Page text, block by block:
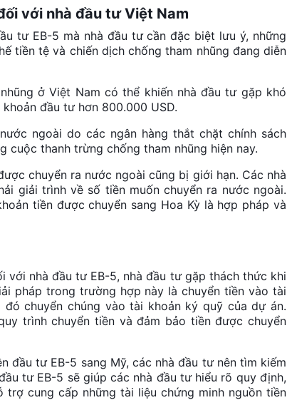
với nhà đầu tư Việt Nam
tư EB-5 mà nhà đầu tư cần đặc biệt lưu ý, những
tiền tệ và chiến dịch chống tham nhũng đang diễn
ở Việt Nam có thể khiến nhà đầu tư gặp khó
đầu tư hơn 800.000 USD.
ngoài do các ngân hàng thắt chặt chính sách
thanh trừng chống tham nhũng hiện nay.
chuyển ra nước ngoài cũng bị giới hạn. Các nhà
giải trình về số tiền muốn chuyển ra nước ngoài.
tiền được chuyển sang Hoa Kỳ là hợp pháp và
nhà đầu tư EB-5, nhà đầu tư gặp thách thức khi
pháp trong trường hợp này là chuyển tiền vào tài
chuyển chúng vào tài khoản ký quỹ của dự án.
trình chuyển tiền và đảm bảo tiền được chuyển
đầu tư EB-5 sang Mỹ, các nhà đầu tư nên tìm kiếm
tư EB-5 sẽ giúp các nhà đầu tư hiểu rõ quy định,
cung cấp những tài liệu chứng minh nguồn tiền